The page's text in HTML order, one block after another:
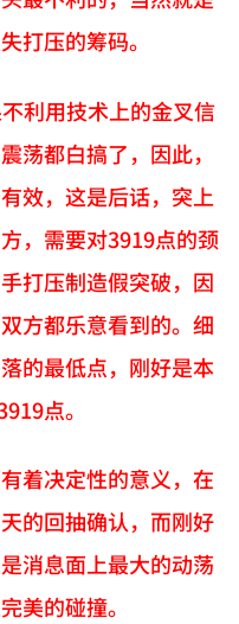
打压的筹码。
利用技术上的金叉信
荡都白搞了，因此，
效，这是后话，突上
，需要对3919点的颈
打压制造假突破，因
方都乐意看到的。细
的最低点，刚好是本
点。
着决定性的意义，在
的回抽确认，而刚好
消息面上最大的动荡
美的碰撞。